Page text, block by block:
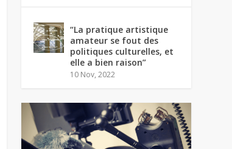
“La pratique artistique
amateur se fout des
politiques culturelles, et
elle a bien raison”
10 Nov, 2022